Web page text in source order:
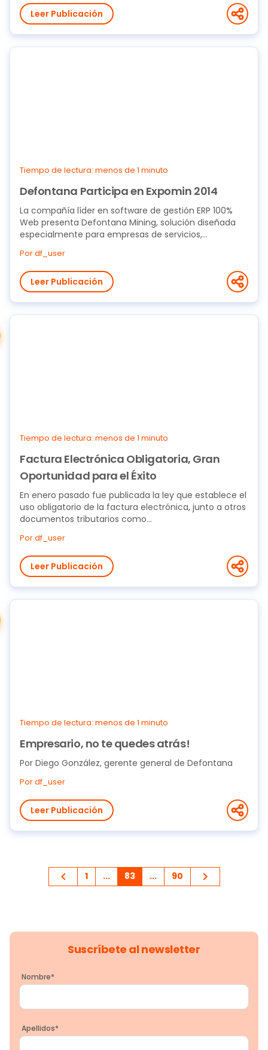
Leer Publicación
Tiempo de lectura: menos de 1 minuto
Defontana Participa en Expomin 2014
La compañía líder en software de gestión ERP 100%
Web presenta Defontana Mining, solución diseñada
especialmente para empresas de servicios,...
Por df_user
Leer Publicación
Tiempo de lectura: menos de 1 minuto
Factura Electrónica Obligatoria, Gran
Oportunidad para el Éxito
En enero pasado fue publicada la ley que establece el
uso obligatorio de la factura electrónica, junto a otros
documentos tributarios como...
Por df_user
Leer Publicación
Tiempo de lectura: menos de 1 minuto
Empresario, no te quedes atrás!
Por Diego González, gerente general de Defontana
Por df_user
Leer Publicación
1 ... 83 ... 90
Suscríbete al newsletter
Nombre*
Apellidos*